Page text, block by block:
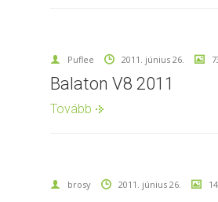
Puflee 2011. június 26.
Balaton V8 2011
Tovább
brosy 2011. június 26.